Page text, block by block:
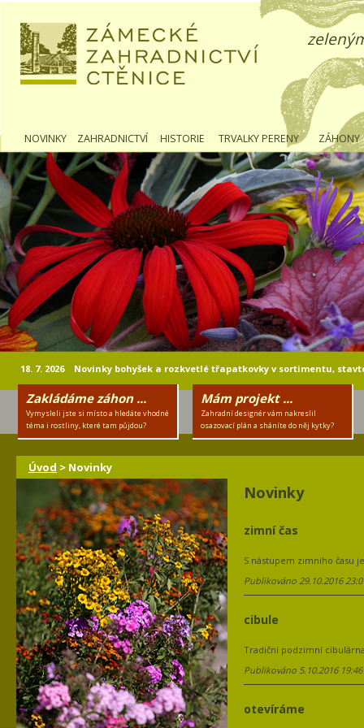
NOVINKY ZAHRADNICTVÍ HISTORIE TRVALKY PERENY ZÁHONY
18. 7. 2026 Novinky bohyšek a rozkvetlé třapatkovky v sortimentu,
Zakládáme záhon ...
Vymysleli jste si místo a hledáte vhodné
téma i rostliny, které tam půjdou?
Mám projekt ...
Zahradní designér vám nakreslil
osazovací plán a sháníte do něj kytky?
Úvod > Novinky
Novinky
zimní čas
S nástupem zimního času
Publikováno 29.10.2016
cibule
Tradiční podzimní
Publikováno 5.10.2016 19:46
otevíráme